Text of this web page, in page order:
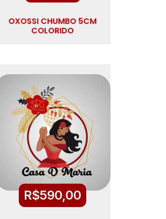
OXOSSI CHUMBO 5CM
COLORIDO
R$590,00